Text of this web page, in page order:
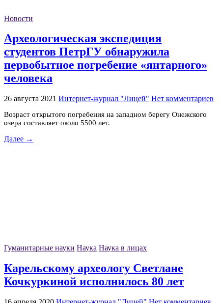
Новости
Археологическая экспедиция
студентов ПетрГУ обнаружила
первобытное погребение «янтарного»
человека
26 августа 2021 Интернет-журнал "Лицей" Нет комментариев
Возраст открытого погребения на западном берегу Онежского
озера составляет около 5500 лет.
Далее →
Гуманитарные науки Наука Наука в лицах
Карельскому археологу Светлане
Кочкуркиной исполнилось 80 лет